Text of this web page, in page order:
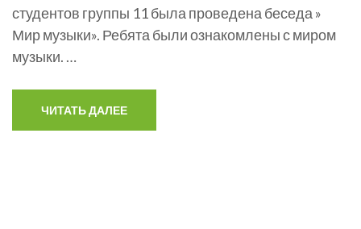
студентов группы 11 была проведена беседа »
Мир музыки». Ребята были ознакомлены с миром
музыки. …
ЧИТАТЬ ДАЛЕЕ